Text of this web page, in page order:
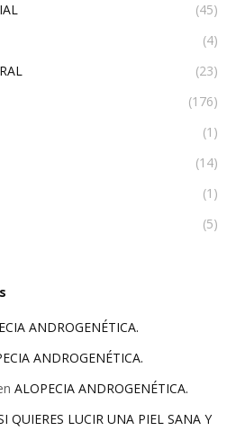
(45)
(4)
(23)
(176)
(1)
(14)
(1)
(5)
ANDROGENÉTICA.
ANDROGENÉTICA.
ALOPECIA ANDROGENÉTICA.
QUIERES LUCIR UNA PIEL SANA Y